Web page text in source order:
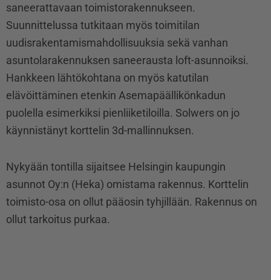
saneerattavaan toimistorakennukseen.
Suunnittelussa tutkitaan myös toimitilan
uudisrakentamismahdollisuuksia sekä vanhan
asuntolarakennuksen saneerausta loft-asunnoiksi.
Hankkeen lähtökohtana on myös katutilan
elävöittäminen etenkin Asemapäällikönkadun
puolella esimerkiksi pienliiketiloilla. Solwers on jo
käynnistänyt korttelin 3d-mallinnuksen.
Nykyään tontilla sijaitsee Helsingin kaupungin
asunnot Oy:n (Heka) omistama rakennus. Korttelin
toimisto-osa on ollut pääosin tyhjillään. Rakennus on
ollut tarkoitus purkaa.